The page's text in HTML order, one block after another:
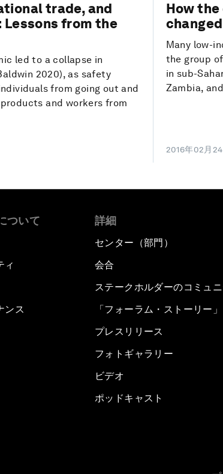
trade, and
from the
led to a collapse in
2020), as safety
from going out and
and workers from
How
Many low-
the group
in sub-
Zambia,
2016年02月24
ついて
ィ
ンス
詳細
センター（部門）
会合
ステークホルダーのコミュ
「フォーラム・ストーリー」
プレスリリース
フォトギャラリー
ビデオ
ポッドキャスト